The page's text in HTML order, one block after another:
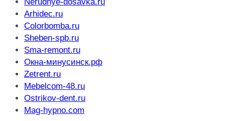
Arhidec.ru
Colorbomba.ru
Sheben-spb.ru
Sma-remont.ru
Окна-минусинск.рф
Zetrent.ru
Mebelcom-48.ru
Ostrikov-dent.ru
Mag-hypno.com